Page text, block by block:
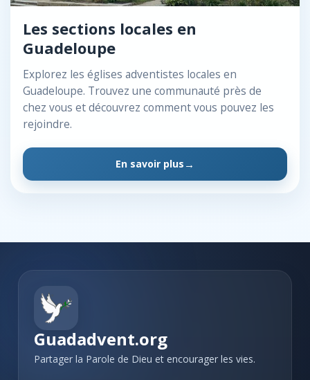
Les sections locales en
Guadeloupe
Explorez les églises adventistes locales en
Guadeloupe. Trouvez une communauté près de
chez vous et découvrez comment vous pouvez les
rejoindre.
En savoir plus
Guadadvent.org
Partager la Parole de Dieu et encourager les vies.